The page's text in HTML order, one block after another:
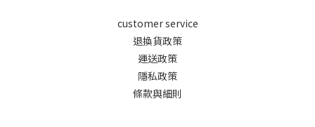
customer service
退換貨政策
運送政策
隱私政策
條款與細則